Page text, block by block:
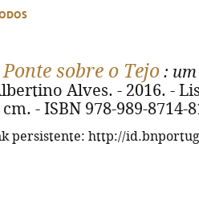
Ponte sobre o Tejo :
Alves. - 2016. -
cm. - ISBN 978-989-8714-
persistente: http://